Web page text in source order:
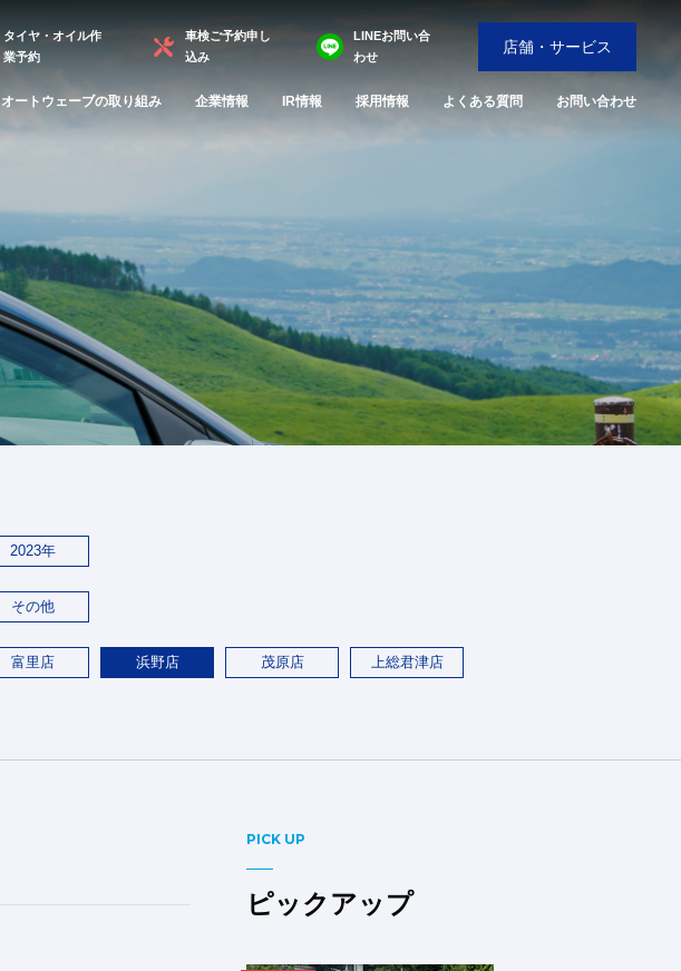
タイヤ・オイル作
業予約
車検ご予約申し
込み
LINEお問い合
わせ
店舗・サービス
オートウェーブの取り組み 企業情報 IR情報 採用情報 よくある質問 お問い合わせ
2023年
その他
富里店 浜野店 茂原店 上総君津店
PICK UP
ピックアップ